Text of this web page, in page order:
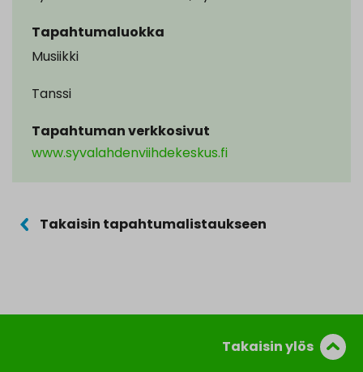
Tapahtumaluokka
Musiikki
Tanssi
Tapahtuman verkkosivut
www.syvalahdenviihdekeskus.fi
Takaisin tapahtumalistaukseen
Takaisin ylös